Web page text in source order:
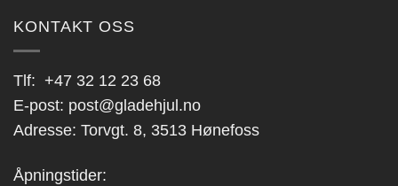
KONTAKT OSS
Tlf: +47 32 12 23 68
E-post: post@gladehjul.no
Adresse: Torvgt. 8, 3513 Hønefoss
Åpningstider: